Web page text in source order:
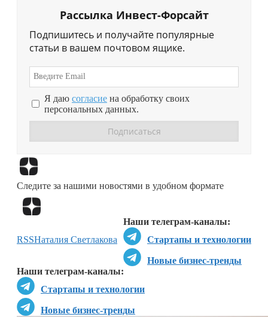
Рассылка Инвест-Форсайт
Подпишитесь и получайте популярные
статьи в вашем почтовом ящике.
Я даю согласие на обработку своих
персональных данных.
Следите за нашими новостями в удобном формате
Наши телеграм-каналы:
Стартапы и технологии
Новые бизнес-тренды
Наши телеграм-каналы:
Стартапы и технологии
Новые бизнес-тренды
RSSНаталия Светлакова